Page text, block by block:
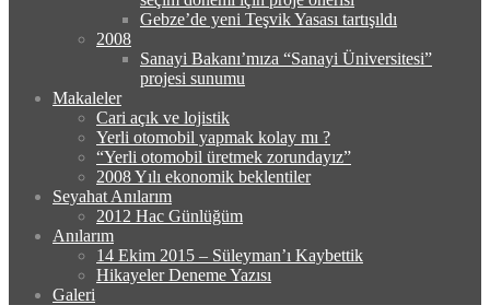
Gebze’de yeni Teşvik Yasası tartışıldı
2008
Sanayi Bakanı’mıza “Sanayi Üniversitesi”
projesi sunumu
Makaleler
Cari açık ve lojistik
Yerli otomobil yapmak kolay mı ?
“Yerli otomobil üretmek zorundayız”
2008 Yılı ekonomik beklentiler
Seyahat Anılarım
2012 Hac Günlüğüm
Anılarım
14 Ekim 2015 – Süleyman’ı Kaybettik
Hikayeler Deneme Yazısı
Galeri